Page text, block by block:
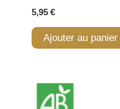
5,95 €
Ajouter au panier